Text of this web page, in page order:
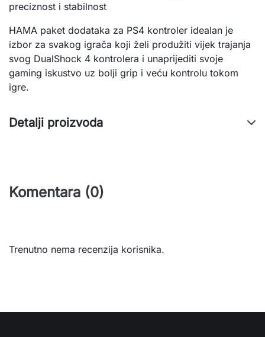
preciznost i stabilnost
HAMA paket dodataka za PS4 kontroler idealan je
izbor za svakog igrača koji želi produžiti vijek trajanja
svog DualShock 4 kontrolera i unaprijediti svoje
gaming iskustvo uz bolji grip i veću kontrolu tokom
igre.
Detalji proizvoda
Komentara (0)
Trenutno nema recenzija korisnika.